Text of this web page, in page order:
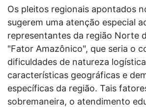
Os pleitos regionais apontados
sugerem uma atenção especial
representantes da região Norte
"Fator Amazônico", que seria o
dificuldades de natureza
características geográficas e
específicas da região. Tais
sobremaneira, o atendimento